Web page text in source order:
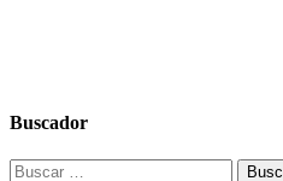
Buscador
Buscar: